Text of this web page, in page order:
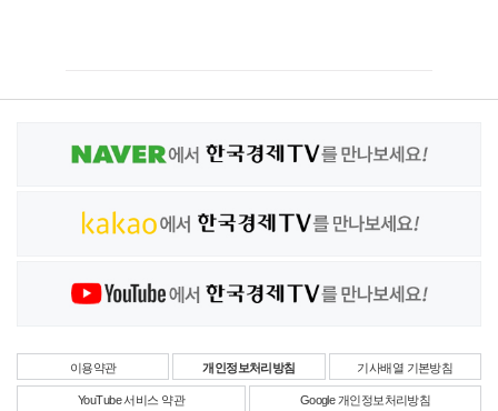
이용약관 개인정보처리방침 기사배열 기본방침
YouTube 서비스 약관 Google 개인정보처리방침